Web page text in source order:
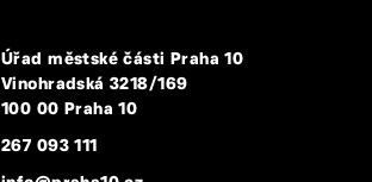
Úřad městské části Praha 10
Vinohradská 3218/169
100 00 Praha 10
267 093 111